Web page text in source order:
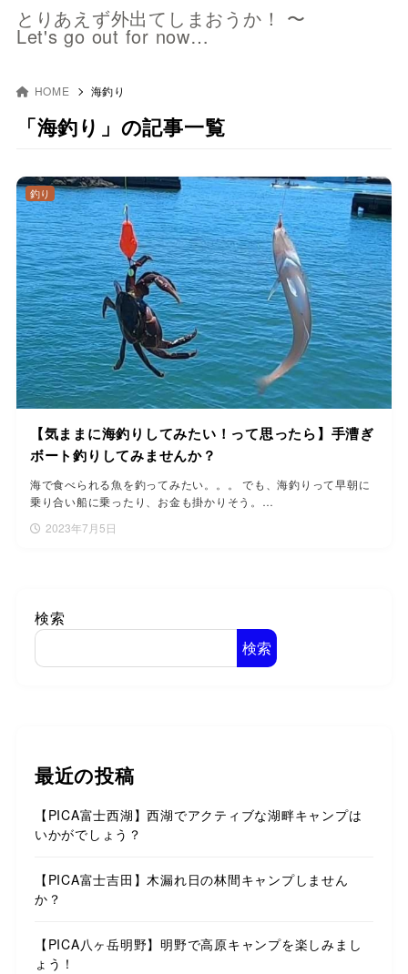
とりあえず外出てしまおうか！ 〜
Let's go out for now…
HOME 海釣り
「海釣り」の記事一覧
【気ままに海釣りしてみたい！って思ったら】手漕ぎ
ボート釣りしてみませんか？
海で食べられる魚を釣ってみたい。。。 でも、海釣りって早朝に
乗り合い船に乗ったり、お金も掛かりそう。…
2023年7月5日
釣り
検索
検索
最近の投稿
【PICA富士西湖】西湖でアクティブな湖畔キャンプは
いかがでしょう？
【PICA富士吉田】木漏れ日の林間キャンプしません
か？
【PICA八ヶ岳明野】明野で高原キャンプを楽しみまし
ょう！